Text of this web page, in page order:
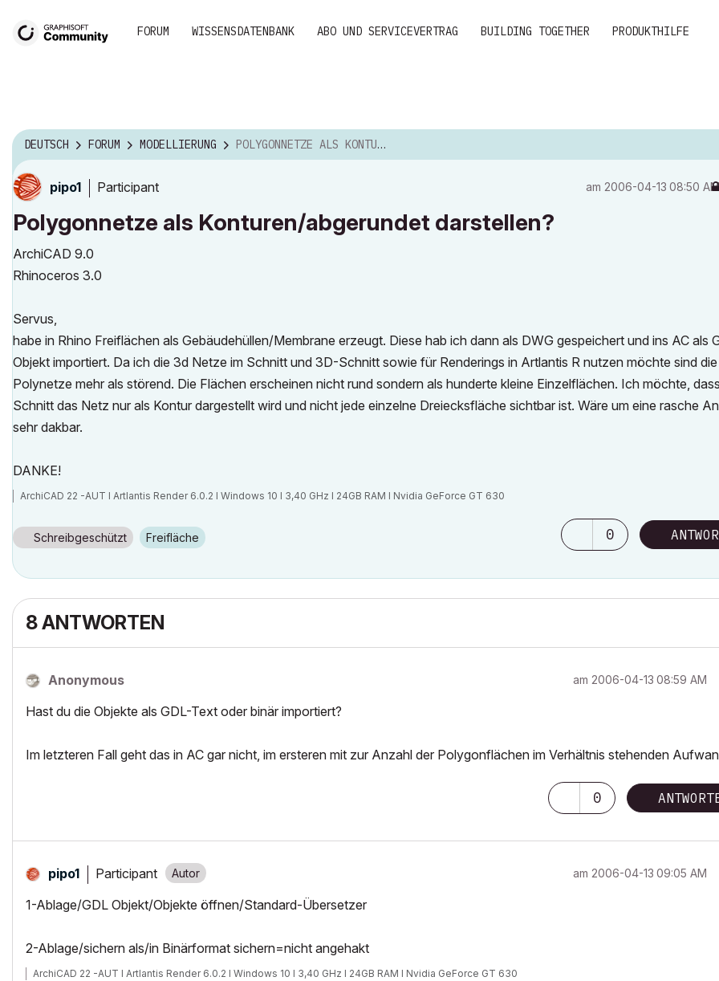
FORUM WISSENSDATENBANK ABO UND SERVICEVERTRAG BUILDING TOGETHER PRODUKTHILFE
DEUTSCH FORUM MODELLIERUNG POLYGONNETZE ALS KONTUREN/ABGERUNDET DARSTELLEN?
pipo1 Participant am ‎2006-04-13 08:50 AM
Polygonnetze als Konturen/abgerundet darstellen?
ArchiCAD 9.0
Rhinoceros 3.0
Servus,
habe in Rhino Freiflächen als Gebäudehüllen/Membrane erzeugt. Diese hab ich dann als DWG gespeichert und ins AC als
Objekt importiert. Da ich die 3d Netze im Schnitt und 3D-Schnitt sowie für Renderings in Artlantis R nutzen möchte sind die
Polynetze mehr als störend. Die Flächen erscheinen nicht rund sondern als hunderte kleine Einzelflächen. Ich möchte,
Schnitt das Netz nur als Kontur dargestellt wird und nicht jede einzelne Dreiecksfläche sichtbar ist. Wäre um eine rasche
sehr dakbar.
DANKE!
ArchiCAD 22 -AUT I Artlantis Render 6.0.2 I Windows 10 I 3,40 GHz I 24GB RAM I Nvidia GeForce GT 630
Schreibgeschützt Freifläche 0
8 ANTWORTEN
Anonymous am ‎2006-04-13 08:59 AM
Hast du die Objekte als GDL-Text oder binär importiert?
Im letzteren Fall geht das in AC gar nicht, im ersteren mit zur Anzahl der Polygonflächen im Verhältnis stehenden
0
pipo1 Participant am ‎2006-04-13 09:05 AM
1-Ablage/GDL Objekt/Objekte öffnen/Standard-Übersetzer
2-Ablage/sichern als/in Binärformat sichern=nicht angehakt
ArchiCAD 22 -AUT I Artlantis Render 6.0.2 I Windows 10 I 3,40 GHz I 24GB RAM I Nvidia GeForce GT 630